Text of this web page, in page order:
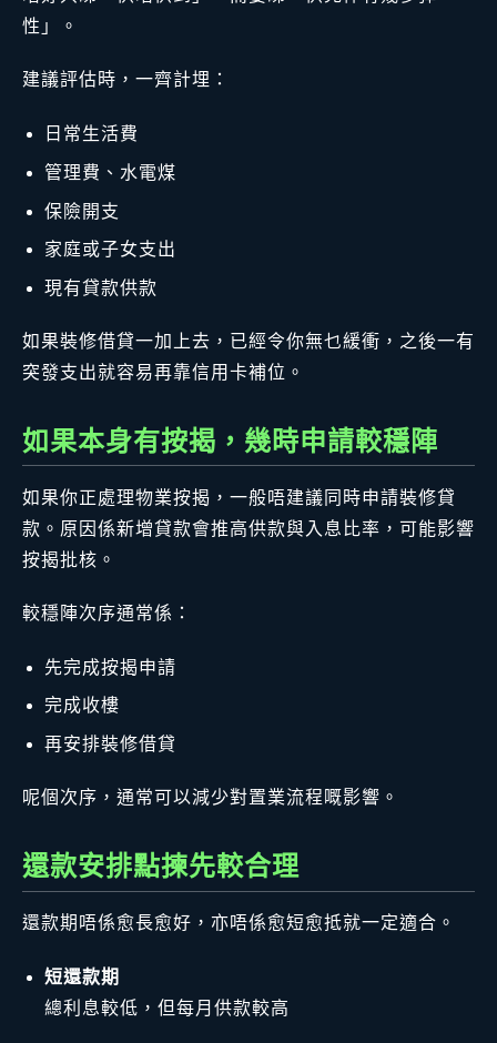
性」。
建議評估時，一齊計埋：
日常生活費
管理費、水電煤
保險開支
家庭或子女支出
現有貸款供款
如果裝修借貸一加上去，已經令你無乜緩衝，之後一有
突發支出就容易再靠信用卡補位。
如果本身有按揭，幾時申請較穩陣
如果你正處理物業按揭，一般唔建議同時申請裝修貸
款。原因係新增貸款會推高供款與入息比率，可能影響
按揭批核。
較穩陣次序通常係：
先完成按揭申請
完成收樓
再安排裝修借貸
呢個次序，通常可以減少對置業流程嘅影響。
還款安排點揀先較合理
還款期唔係愈長愈好，亦唔係愈短愈抵就一定適合。
短還款期
總利息較低，但每月供款較高